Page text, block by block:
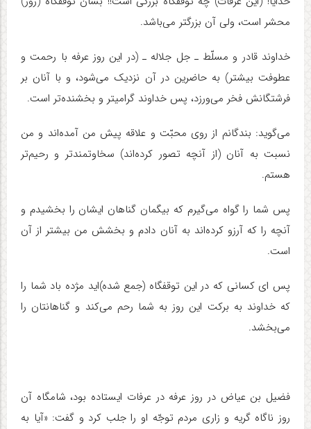
محشر است، ولی آن بزرگتر می‌باشد.
خداوند قادر و مسلّط ـ جل جلاله ـ (در این روز عرفه با رحمت و
عطوفت بیشتر) به حاضرین در آن نزدیک می‌شود، و با آنان بر
فرشتگانش فخر می‌ورزد، پس خداوند گرامیتر و بخشنده‌تر است.
می‌گوید: بندگانم از روی محبّت و علاقه پیش من آمده‌اند و من
نسبت به آنان (از آنچه تصور کرده‌اند) سخاوتمندتر و رحیم‌تر
هستم.
پس شما را گواه می‌گیرم که بیگمان گناهان ایشان را بخشیدم و
آنچه را که آرزو کرده‌اند به آنان دادم و بخشش من بیشتر از آن
است.
پس ای کسانی که در این توقفگاه (جمع شده)‌اید مژده باد شما را
که خداوند به برکت این روز به شما رحم می‌کند و گناهانتان را
می‌بخشد.
فضیل بن عیاض در روز عرفه در عرفات ایستاده بود، شامگاه آن
روز ناگاه گریه و زاری مردم توجّه او را جلب کرد و گفت: «آیا به